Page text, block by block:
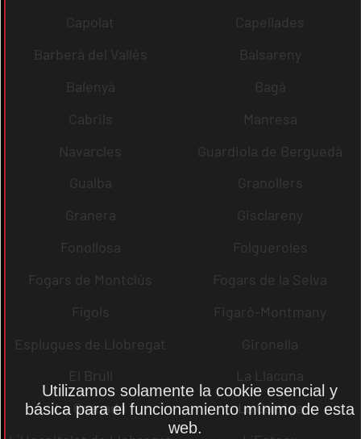
Capolat
Capellades
Barberà del Vallès
Balsareny
Balenyà
Bagà
Cabrils
Manresa
Navarcles
Guardiola de Berguedà
Gualba
Granollers
Granera
Gisclareny
Fonollosa
Folgueroles
Fogars de Montclús
Fogars de la Selva
Fígols
Figaró-Montmany
Esplugues de Llobregat
Gironella
El Brull
La Llacuna
La Granada
La Garriga
Utilizamos solamente la cookie esencial y
básica para el funcionamiento mínimo de esta
web.